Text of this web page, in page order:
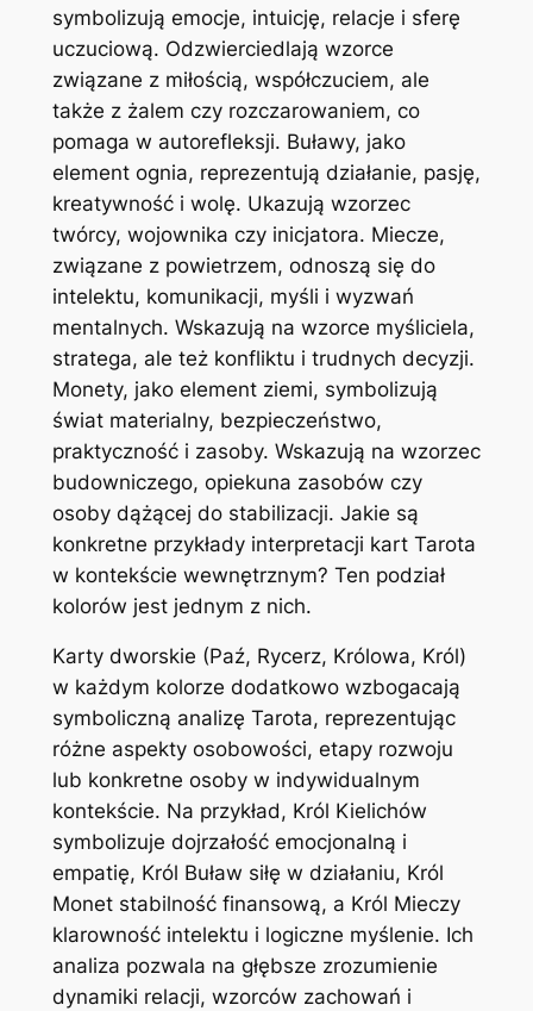
symbolizują emocje, intuicję, relacje i sferę
uczuciową. Odzwierciedlają wzorce
związane z miłością, współczuciem, ale
także z żalem czy rozczarowaniem, co
pomaga w autorefleksji. Buławy, jako
element ognia, reprezentują działanie, pasję,
kreatywność i wolę. Ukazują wzorzec
twórcy, wojownika czy inicjatora. Miecze,
związane z powietrzem, odnoszą się do
intelektu, komunikacji, myśli i wyzwań
mentalnych. Wskazują na wzorce myśliciela,
stratega, ale też konfliktu i trudnych decyzji.
Monety, jako element ziemi, symbolizują
świat materialny, bezpieczeństwo,
praktyczność i zasoby. Wskazują na wzorzec
budowniczego, opiekuna zasobów czy
osoby dążącej do stabilizacji. Jakie są
konkretne przykłady interpretacji kart Tarota
w kontekście wewnętrznym? Ten podział
kolorów jest jednym z nich.
Karty dworskie (Paź, Rycerz, Królowa, Król)
w każdym kolorze dodatkowo wzbogacają
symboliczną analizę Tarota, reprezentując
różne aspekty osobowości, etapy rozwoju
lub konkretne osoby w indywidualnym
kontekście. Na przykład, Król Kielichów
symbolizuje dojrzałość emocjonalną i
empatię, Król Buław siłę w działaniu, Król
Monet stabilność finansową, a Król Mieczy
klarowność intelektu i logiczne myślenie. Ich
analiza pozwala na głębsze zrozumienie
dynamiki relacji, wzorców zachowań i